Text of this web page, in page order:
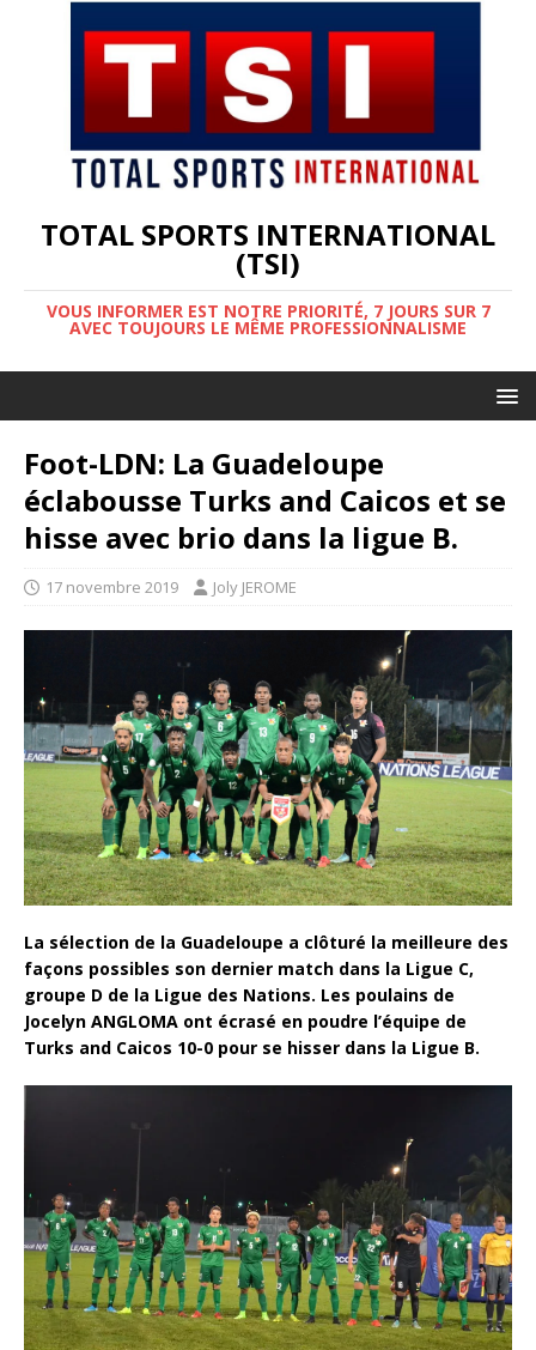
TOTAL SPORTS INTERNATIONAL
(TSI)
VOUS INFORMER EST NOTRE PRIORITÉ, 7 JOURS SUR 7
AVEC TOUJOURS LE MÊME PROFESSIONNALISME
Foot-LDN: La Guadeloupe
éclabousse Turks and Caicos et se
hisse avec brio dans la ligue B.
17 novembre 2019 Joly JEROME
La sélection de la Guadeloupe a clôturé la meilleure des
façons possibles son dernier match dans la Ligue C,
groupe D de la Ligue des Nations. Les poulains de
Jocelyn ANGLOMA ont écrasé en poudre l’équipe de
Turks and Caicos 10-0 pour se hisser dans la Ligue B.